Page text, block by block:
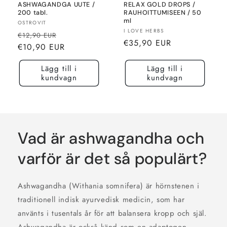
ASHWAGANDGA UUTE /
200 tabl.
Säljare:
OSTROVIT
Normalt
pris
€12,90 EUR
pris
€10,90 EUR
Lägg till i
kundvagn
RELAX GOLD DROPS /
RAUHOITTUMISEEN / 50
ml
Säljare:
I LOVE HERBS
Normalt
€35,90 EUR
Lägg till i
kundvagn
Vad är ashwagandha och
varför är det så populärt?
Ashwagandha (Withania somnifera) är hörnstenen i
traditionell indisk ayurvedisk medicin, som har
använts i tusentals år för att balansera kropp och själ.